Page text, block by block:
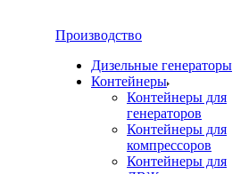
Производство
Дизельные генераторы
Контейнеры
Контейнеры для
генераторов
Контейнеры для
компрессоров
Контейнеры для